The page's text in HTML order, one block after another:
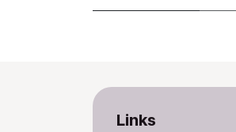
Links